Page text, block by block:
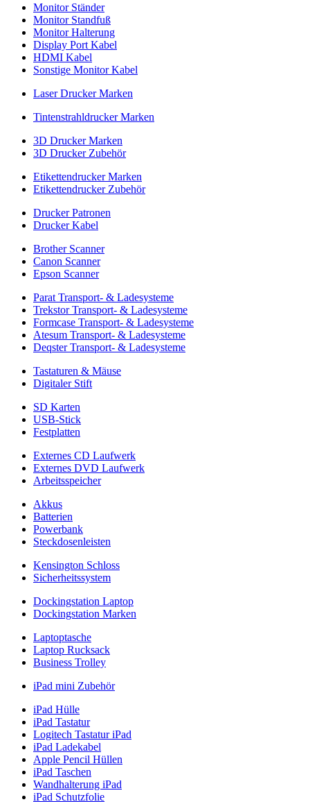
Monitor Ständer
Monitor Standfuß
Monitor Halterung
Display Port Kabel
HDMI Kabel
Sonstige Monitor Kabel
Laser Drucker Marken
Tintenstrahldrucker Marken
3D Drucker Marken
3D Drucker Zubehör
Etikettendrucker Marken
Etikettendrucker Zubehör
Drucker Patronen
Drucker Kabel
Brother Scanner
Canon Scanner
Epson Scanner
Parat Transport- & Ladesysteme
Trekstor Transport- & Ladesysteme
Formcase Transport- & Ladesysteme
Atesum Transport- & Ladesysteme
Deqster Transport- & Ladesysteme
Tastaturen & Mäuse
Digitaler Stift
SD Karten
USB-Stick
Festplatten
Externes CD Laufwerk
Externes DVD Laufwerk
Arbeitsspeicher
Akkus
Batterien
Powerbank
Steckdosenleisten
Kensington Schloss
Sicherheitssystem
Dockingstation Laptop
Dockingstation Marken
Laptoptasche
Laptop Rucksack
Business Trolley
iPad mini Zubehör
iPad Hülle
iPad Tastatur
Logitech Tastatur iPad
iPad Ladekabel
Apple Pencil Hüllen
iPad Taschen
Wandhalterung iPad
iPad Schutzfolie